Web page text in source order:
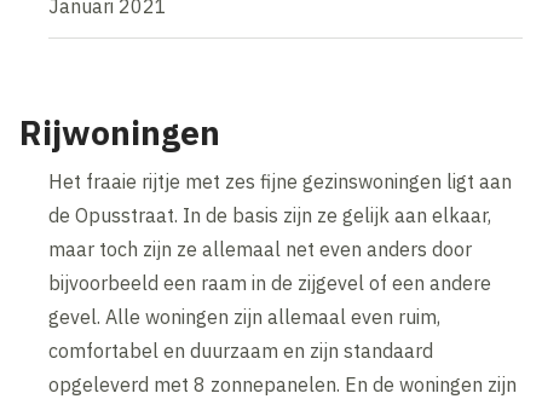
Januari 2021
Rijwoningen
Het fraaie rijtje met zes fijne gezinswoningen ligt aan
de Opusstraat. In de basis zijn ze gelijk aan elkaar,
maar toch zijn ze allemaal net even anders door
bijvoorbeeld een raam in de zijgevel of een andere
gevel. Alle woningen zijn allemaal even ruim,
comfortabel en duurzaam en zijn standaard
opgeleverd met 8 zonnepanelen. En de woningen zijn